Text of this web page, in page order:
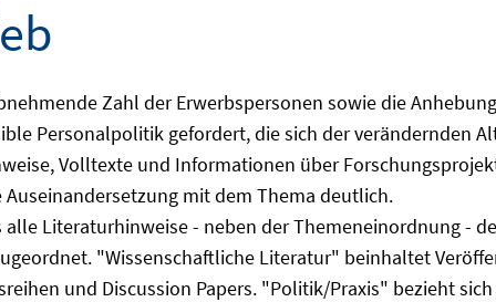
Zahl der Erwerbspersonen sowie die
Personalpolitik gefordert, die sich der
Volltexte und Informationen über
mit dem Thema deutlich.
Literaturhinweise - neben der Themeneinordnung -
"Wissenschaftliche Literatur" beinhaltet
und Discussion Papers. "Politik/Praxis" bezieht